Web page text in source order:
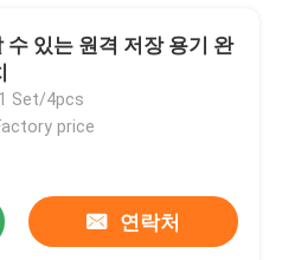
수 있는 원격 저장 용기 완
Set/4pcs
price
연락처